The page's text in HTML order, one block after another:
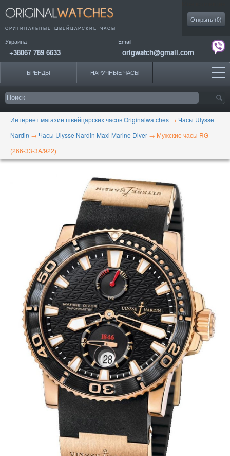
ОРИГИНАЛЬНЫЕ ШВЕЙЦАРСКИЕ ЧАСЫ
Украина
+38067 789 6633
Email
origwatch@gmail.com
Открыть (0)
БРЕНДЫ НАРУЧНЫЕ ЧАСЫ
Интернет магазин швейцарских часов Originalwatches → Часы Ulysse
Nardin → Часы Ulysse Nardin Maxi Marine Diver → Мужские часы RG
(266-33-3A/922)